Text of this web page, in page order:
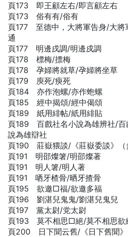
頁173 即王顧左右/即言顧左右
頁173 俗有有/俗有
頁177 至德中，大將軍告身/大將
通
頁177 明邊戌調/明邊戍調
頁178 標梅/摽梅
頁178 孕婦將就草/孕婦將坐草
頁179 庾死/瘐死
頁184 亦作泡螺/亦作蚫螺
頁185 經中揭頌/經中偈頌
頁189 紙用緋帖/紙用緋貼
頁189 百戲社名小說為雄辨社/百
說為雄辯社
頁190 莊嶽猥談/《莊嶽委談》（
頁191 明邵燦箸/明邵燦著
頁191 明人箸/明人著
頁191 哂牙楂骨/晒牙揸骨
頁195 欲邀□福/欲邀多福
頁196 劉湛兒鬼鬼/劉湛兒鬼兒
頁197 黨太尉/党太尉
頁193 莫不相思□絕/莫不相思欲
頁200 日下聞云舊/《日下舊聞